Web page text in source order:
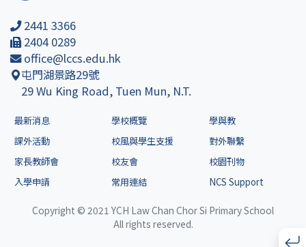
2441 3366
2404 0289
office@lccs.edu.hk
屯門湖景路29號
29 Wu King Road, Tuen Mun, N.T.
最新消息 學校概覽
學與教
課外活動
校風與學生支援
對外聯繫
家長教師會
校友會
校園刊物
入學申請
常用連結 NCS Support
Copyright © 2021 YCH Law Chan Chor Si Primary School
All rights reserved.